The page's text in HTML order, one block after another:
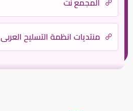
منتديات انظمة التسليح العربي